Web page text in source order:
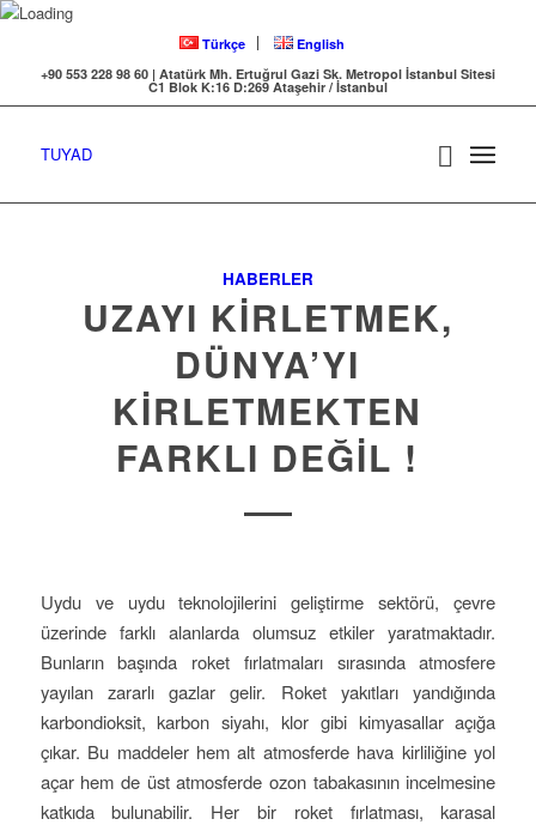
Türkçe
English
+90 553 228 98 60 | Atatürk Mh. Ertuğrul Gazi Sk. Metropol İstanbul Sitesi
C1 Blok K:16 D:269 Ataşehir / İstanbul
TUYAD
HABERLER
UZAYI KİRLETMEK,
DÜNYA’YI
KİRLETMEKTEN
FARKLI DEĞİL !
Uydu ve uydu teknolojilerini geliştirme sektörü, çevre
üzerinde farklı alanlarda olumsuz etkiler yaratmaktadır.
Bunların başında roket fırlatmaları sırasında atmosfere
yayılan zararlı gazlar gelir. Roket yakıtları yandığında
karbondioksit, karbon siyahı, klor gibi kimyasallar açığa
çıkar. Bu maddeler hem alt atmosferde hava kirliliğine yol
açar hem de üst atmosferde ozon tabakasının incelmesine
katkıda bulunabilir. Her bir roket fırlatması, karasal